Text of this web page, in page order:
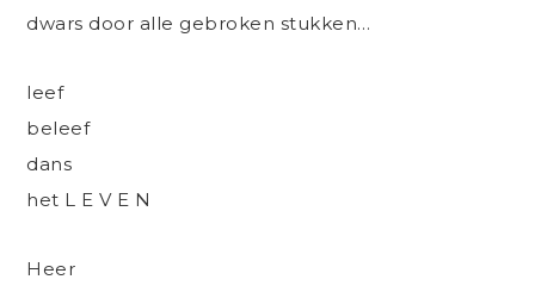
dwars door alle gebroken stukken…
leef
beleef
dans
het L E V E N
Heer